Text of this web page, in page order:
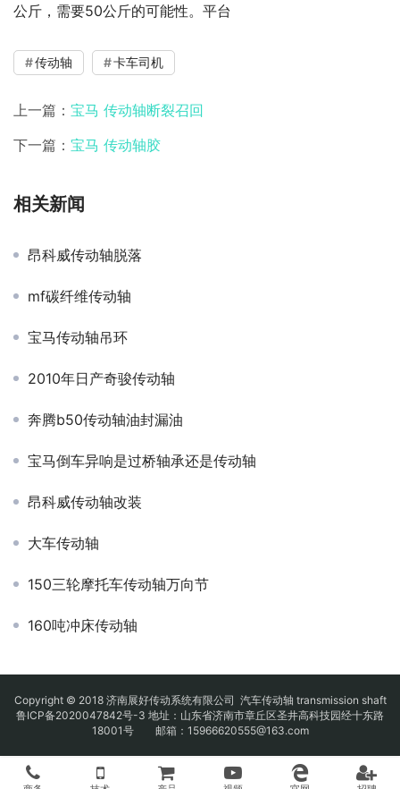
公斤，需要50公斤的可能性。平台
传动轴 卡车司机
上一篇： 宝马 传动轴断裂召回
下一篇： 宝马 传动轴胶
相关新闻
昂科威传动轴脱落
mf碳纤维传动轴
宝马传动轴吊环
2010年日产奇骏传动轴
奔腾b50传动轴油封漏油
宝马倒车异响是过桥轴承还是传动轴
昂科威传动轴改装
大车传动轴
150三轮摩托车传动轴万向节
160吨冲床传动轴
Copyright © 2018 济南展好传动系统有限公司 汽车传动轴 transmission shaft
鲁ICP备2020047842号-3 地址：山东省济南市章丘区圣井高科技园经十东路
18001号 邮箱：15966620555@163.com